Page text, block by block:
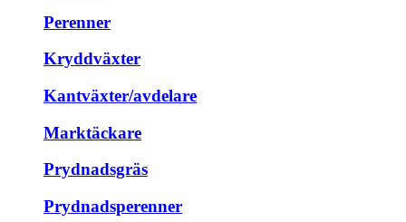
Perenner
Kryddväxter
Kantväxter/avdelare
Marktäckare
Prydnadsgräs
Prydnadsperenner